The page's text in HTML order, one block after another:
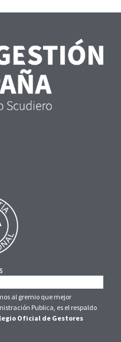
al gremio que mejor
Publica, es el respaldo
Oficial de Gestores